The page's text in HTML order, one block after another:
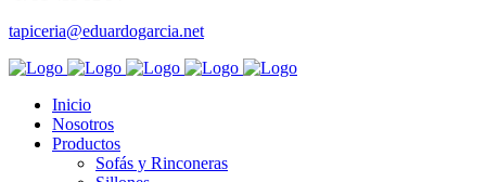
tapiceria@eduardogarcia.net
Inicio
Nosotros
Productos
Sofás y Rinconeras